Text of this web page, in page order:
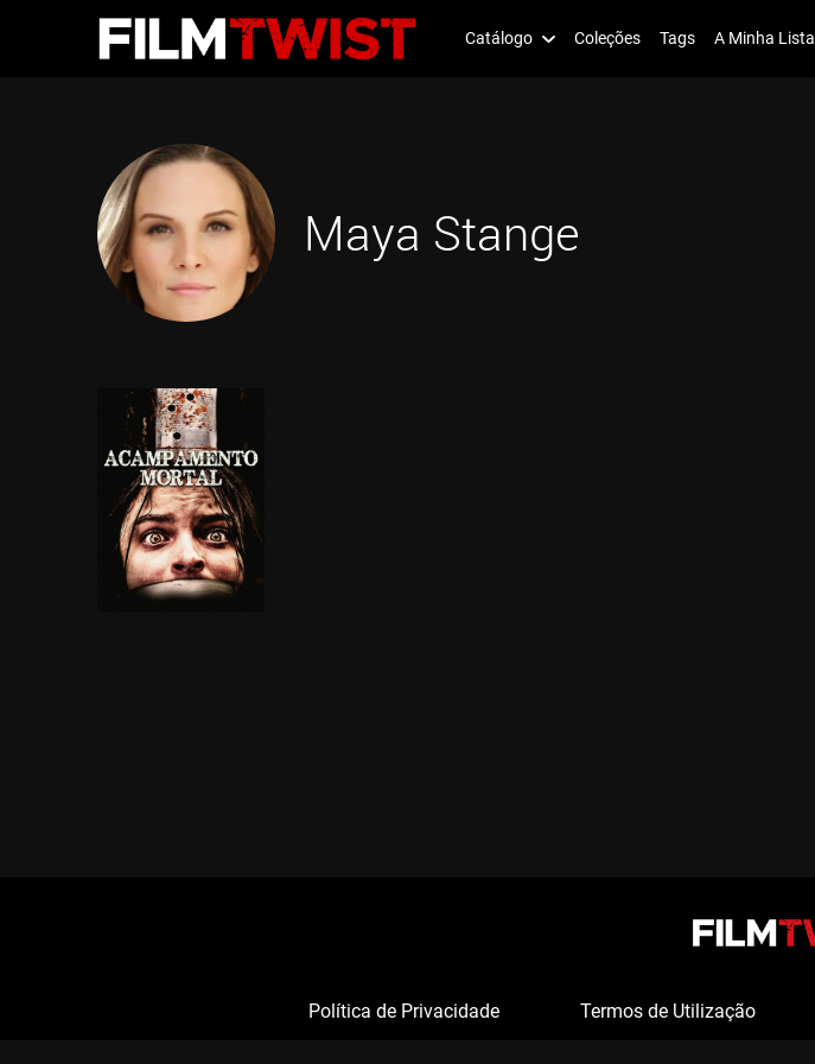
Catálogo Coleções Tags A Minha Lista
Maya Stange
Política de Privacidade Termos de Utilização